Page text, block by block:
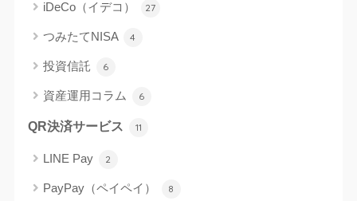
iDeCo（イデコ） 27
つみたてNISA 4
投資信託 6
資産運用コラム 6
QR決済サービス 11
LINE Pay 2
PayPay（ペイペイ） 8